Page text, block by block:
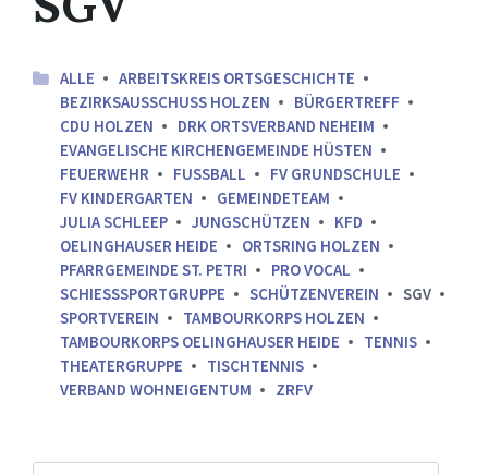
ALLE
ARBEITSKREIS ORTSGESCHICHTE
BEZIRKSAUSSCHUSS HOLZEN
BÜRGERTREFF
CDU HOLZEN
DRK ORTSVERBAND NEHEIM
EVANGELISCHE KIRCHENGEMEINDE HÜSTEN
FEUERWEHR
FUSSBALL
FV GRUNDSCHULE
FV KINDERGARTEN
GEMEINDETEAM
JULIA SCHLEEP
JUNGSCHÜTZEN
KFD
OELINGHAUSER HEIDE
ORTSRING HOLZEN
PFARRGEMEINDE ST. PETRI
PRO VOCAL
SCHIESSSPORTGRUPPE
SCHÜTZENVEREIN
SGV
SPORTVEREIN
TAMBOURKORPS HOLZEN
TAMBOURKORPS OELINGHAUSER HEIDE
TENNIS
THEATERGRUPPE
TISCHTENNIS
VERBAND WOHNEIGENTUM
ZRFV